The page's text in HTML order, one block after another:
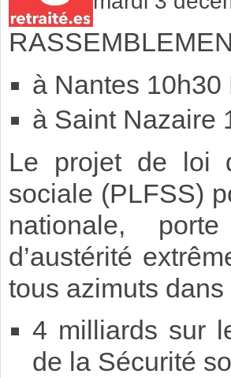
à Nantes 10h30
à Saint Nazaire
Le projet de loi
sociale (PLFSS)
nationale,
d’austérité
tous azimuts
4 milliards sur
de la Sécurité